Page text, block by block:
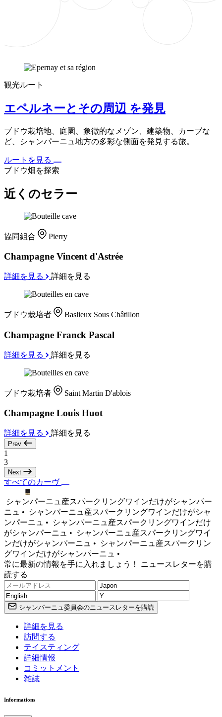
観光ルート
エペルネーとその周辺 を発見
ブドウ栽培地、庭園、象徴的なメゾン、建築物、カーブな
ど、シャンパーニュ地方の多彩な側面を発見する旅。
ルートを見る
ブドウ畑を探索
近くのセラー
協同組合 Pierry
Champagne Vincent d'Astrée
詳細を見る 詳細を見る
ブドウ栽培者 Baslieux Sous Châtillon
Champagne Franck Pascal
詳細を見る 詳細を見る
ブドウ栽培者 Saint Martin D'ablois
Champagne Louis Huot
詳細を見る 詳細を見る
Prev
1
3
Next
すべてのカーヴ
シャンパーニュ産スパークリングワインだけがシャンパー
ニュ •
シャンパーニュ産スパークリングワインだけがシャ
ンパーニュ •
シャンパーニュ産スパークリングワインだけ
がシャンパーニュ •
シャンパーニュ産スパークリングワイ
ンだけがシャンパーニュ •
シャンパーニュ産スパークリン
グワインだけがシャンパーニュ •
常に最新の情報を手に入れましょう！ ニュースレターを購
読する
シャンパーニュ委員会のニュースレターを購読
詳細を見る
訪問する
テイスティング
詳細情報
コミットメント
雑誌
Informations